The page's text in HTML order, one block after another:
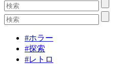
#ホラー
#探索
#レトロ